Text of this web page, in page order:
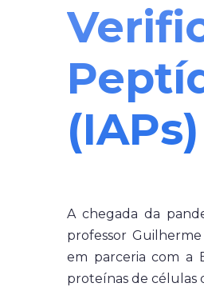
(IAPs)
A chegada da
professor
em parceria com a
proteínas de células